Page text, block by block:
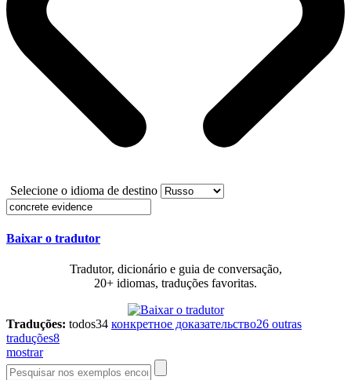
Selecione o idioma de destino
Baixar o tradutor
Tradutor, dicionário e guia de conversação,
20+ idiomas, traduções favoritas.
Traduções: todos34 конкретное доказательство26 outras
traduções8
mostrar